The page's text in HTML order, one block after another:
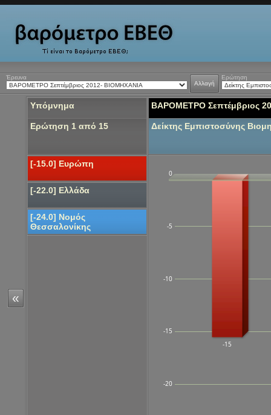
Έρευνα
Αλλαγή
Ερώτηση
«
Υπόμνημα
Ερώτηση 1 από 15
[-15.0] Ευρώπη
[-22.0] Ελλάδα
[-24.0] Νομός
Θεσσαλονίκης
ΒΑΡΟΜΕΤΡΟ Σεπτέμβριος
Δείκτης Εμπιστοσύνης
-20
-15
-10
-5
0
-15